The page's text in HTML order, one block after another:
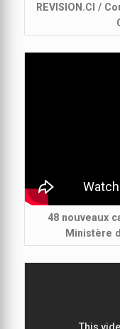
REVISION.CI /
48 nouveaux
Ministère